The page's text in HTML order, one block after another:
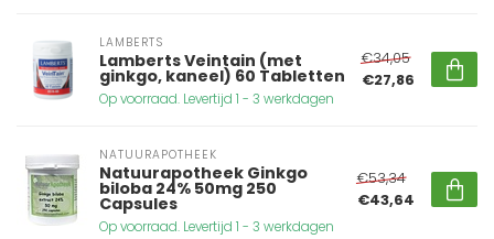
LAMBERTS
Lamberts Veintain (met
ginkgo, kaneel) 60 Tabletten
Op voorraad. Levertijd 1 - 3 werkdagen
€34,05
€27,86
NATUURAPOTHEEK
Natuurapotheek Ginkgo
biloba 24% 50mg 250
Capsules
Op voorraad. Levertijd 1 - 3 werkdagen
€53,34
€43,64